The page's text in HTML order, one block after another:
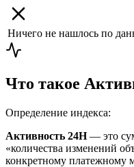
Ничего не нашлось по
Что такое
Определение индекса:
Активность 24H— это
«количества изменений
конкретному платежному